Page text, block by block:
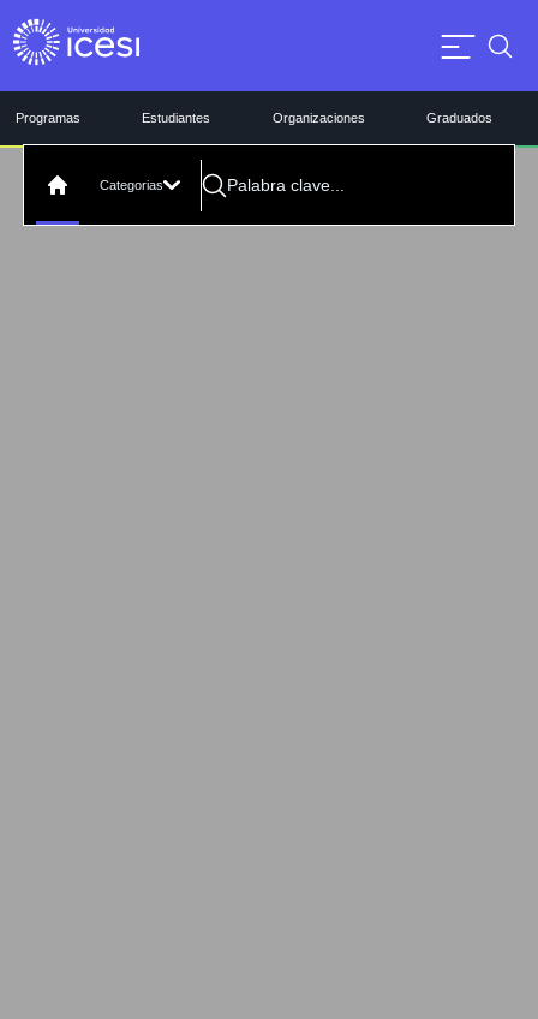
Programas Estudiantes Organizaciones Graduados
Categorias